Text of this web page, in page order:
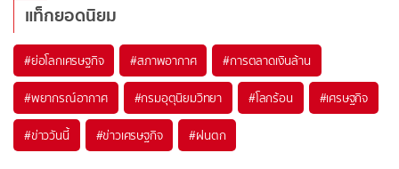
แท็กยอดนิยม
#ย่อโลกเศรษฐกิจ #สภาพอากาศ #การตลาดเงินล้าน
#พยากรณ์อากาศ #กรมอุตุนิยมวิทยา #โลกร้อน #เศรษฐกิจ
#ข่าววันนี้ #ข่าวเศรษฐกิจ #ฝนตก